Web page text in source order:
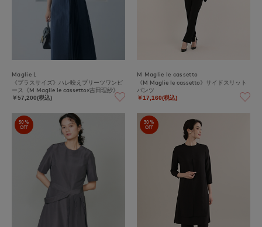
Maglie L
《プラスサイズ》ハレ映えプリーツワンピ
ース《M Maglie le cassetto×吉田理紗》
￥57,200(税込)
M Maglie le cassetto
《M Maglie le cassetto》サイドスリット
パンツ
￥17,160(税込)
50%
OFF
30%
OFF